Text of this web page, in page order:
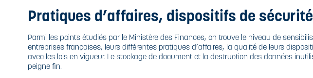
Pratiques d’affaires, dispositifs de
Parmi les points étudiés par le Ministère des Finances, on trouve le niveau de
entreprises françaises, leurs différentes pratiques d’affaires, la qualité de leurs
avec les lois en vigueur. Le stockage de document et la destruction des données
peigne fin.